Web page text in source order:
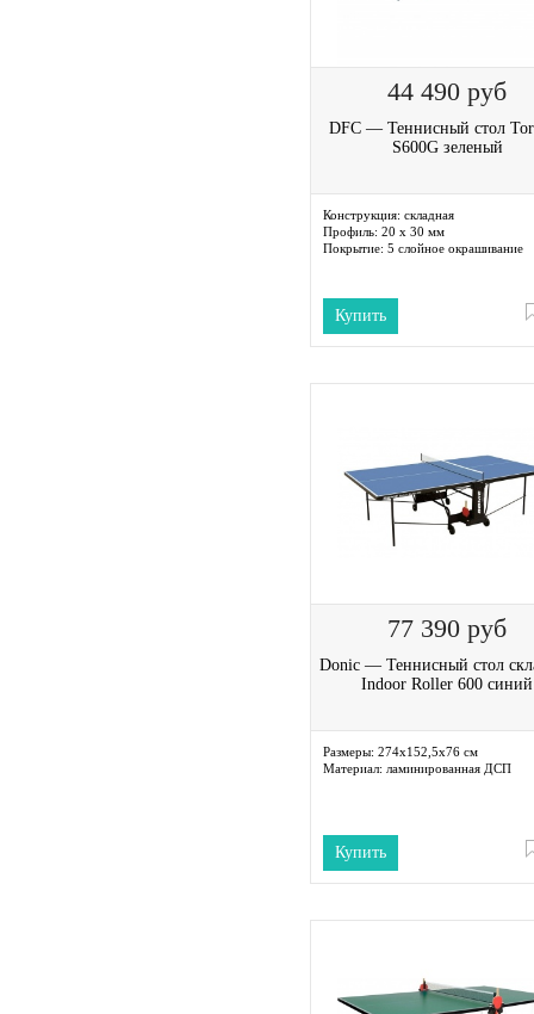
44 490 руб
DFC — Теннисный стол
S600G зеленый
Конструкция: складная
Профиль: 20 х 30 мм
Покрытие: 5 слойное окрашивание
Купить
77 390 руб
Donic — Теннисный стол
Indoor Roller 600 синий
Размеры: 274х152,5х76 см
Материал: ламинированная ДСП
Купить